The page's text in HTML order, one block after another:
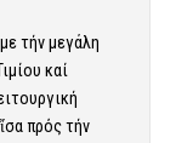
τήν μεγάλη
καί
πρός τήν